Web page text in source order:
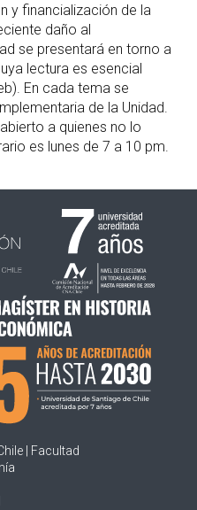
y financialización de la
daño al
se presentará en torno a
lectura es esencial
En cada tema se
de la Unidad.
a quienes no lo
es lunes de 7 a 10 pm.
| Facultad